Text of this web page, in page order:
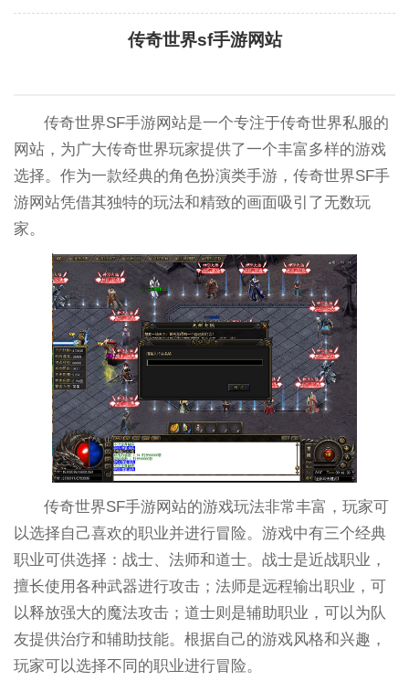
传奇世界sf手游网站
传奇世界SF手游网站是一个专注于传奇世界私服的
网站，为广大传奇世界玩家提供了一个丰富多样的游戏
选择。作为一款经典的角色扮演类手游，传奇世界SF手
游网站凭借其独特的玩法和精致的画面吸引了无数玩
家。
传奇世界SF手游网站的游戏玩法非常丰富，玩家可
以选择自己喜欢的职业并进行冒险。游戏中有三个经典
职业可供选择：战士、法师和道士。战士是近战职业，
擅长使用各种武器进行攻击；法师是远程输出职业，可
以释放强大的魔法攻击；道士则是辅助职业，可以为队
友提供治疗和辅助技能。根据自己的游戏风格和兴趣，
玩家可以选择不同的职业进行冒险。